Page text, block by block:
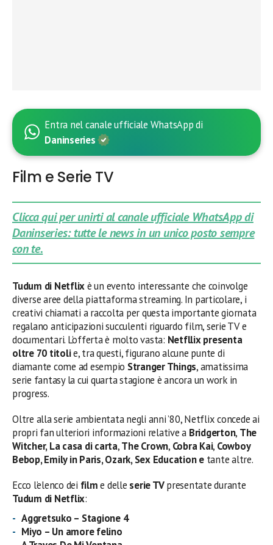
Entra nel canale ufficiale WhatsApp di
Daninseries
Film e Serie TV
Clicca qui per unirti al canale ufficiale WhatsApp di
Daninseries: tutte le news in un unico posto sempre
con te.
Tudum di Netflixè un evento interessante che coinvolge
diverse aree della piattaforma streaming. In particolare, i
creativi chiamati a raccolta per questa importante giornata
regalano anticipazioni succulenti riguardo film, serie TV e
documentari. L’offerta è molto vasta: Netfllix presenta
oltre 70 titolie, tra questi, figurano alcune punte di
diamante come ad esempio Stranger Things, amatissima
serie fantasy la cui quarta stagione è ancora un work in
progress.
Oltre alla serie ambientata negli anni ’80, Netflix concede ai
propri fan ulteriori informazioni relative a Bridgerton, The
Witcher, La casa di carta,The Crown, Cobra Kai, Cowboy
Bebop, Emily in Paris, Ozark, Sex Education e tante altre.
Ecco l’elenco dei filme delle serie TVpresentate durante
Tudum di Netflix:
Aggretsuko – Stagione 4
Miyo – Un amore felino